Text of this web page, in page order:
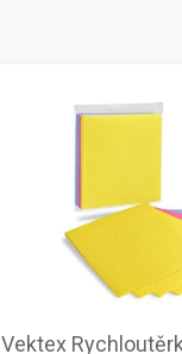
Vektex